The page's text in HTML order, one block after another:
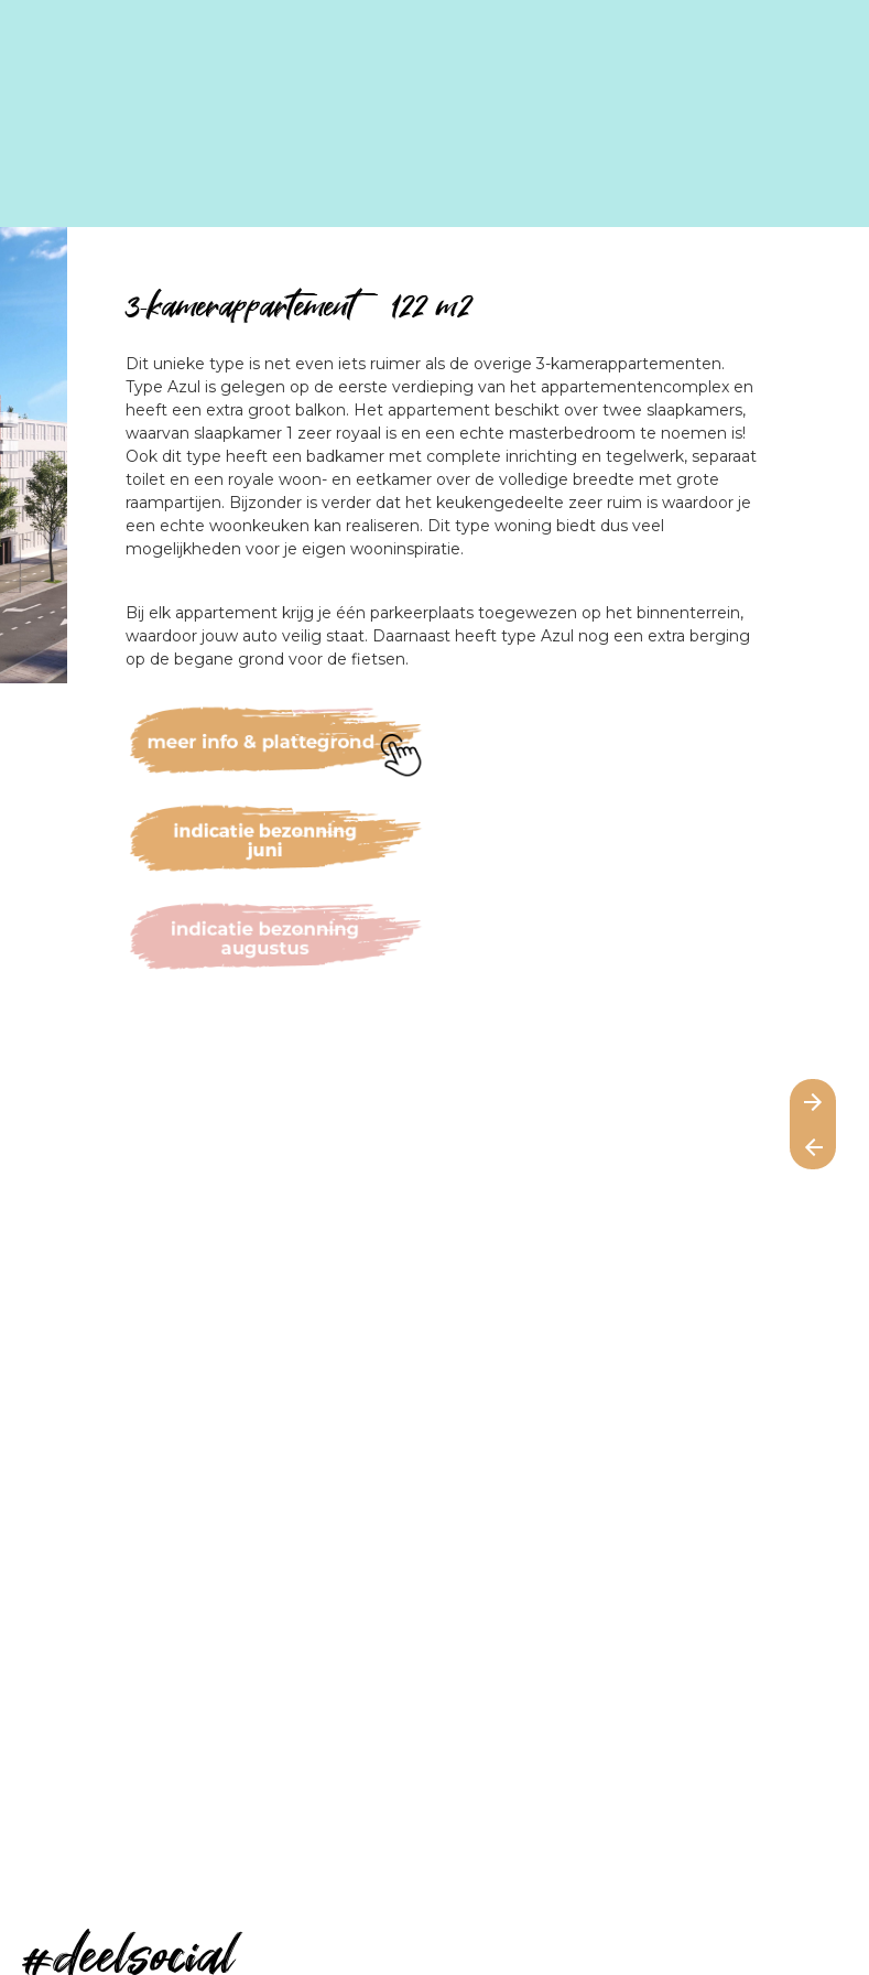
3-kamerappartement   122 m2
Dit unieke type is net even iets ruimer als de overige 3-kamerappartementen.
Type Azul is gelegen op de eerste verdieping van het appartementencomplex en
heeft een extra groot balkon. Het appartement beschikt over twee slaapkamers,
waarvan slaapkamer 1 zeer royaal is en een echte masterbedroom te noemen is!
Ook dit type heeft een badkamer met complete inrichting en tegelwerk, separaat
toilet en een royale woon- en eetkamer over de volledige breedte met grote
raampartijen. Bijzonder is verder dat het keukengedeelte zeer ruim is waardoor je
een echte woonkeuken kan realiseren. Dit type woning biedt dus veel
mogelijkheden voor je eigen wooninspiratie.
Bij elk appartement krijg je één parkeerplaats toegewezen op het binnenterrein,
waardoor jouw auto veilig staat. Daarnaast heeft type Azul nog een extra berging
op de begane grond voor de fietsen.
#deelsocial